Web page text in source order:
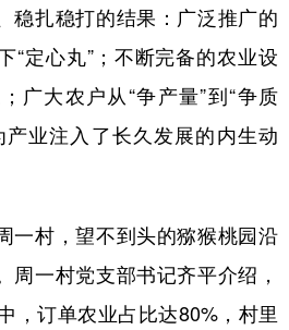
稳扎稳打的结果：广泛推广的
“定心丸”；不断完备的农业设
广大农户从“争产量”到“争质
业注入了长久发展的内生动
村，望不到头的猕猴桃园沿
周一村党支部书记齐平介绍，
，订单农业占比达80%，村里